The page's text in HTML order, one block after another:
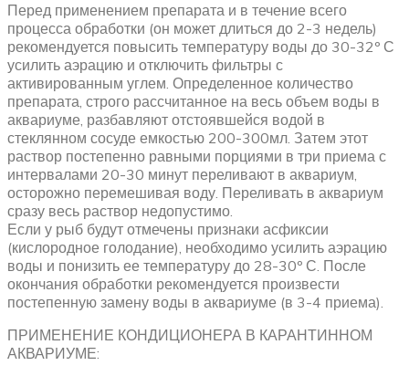
Перед применением препарата и в течение всего
процесса обработки (он может длиться до 2-3 недель)
рекомендуется повысить температуру воды до 30-32º С
усилить аэрацию и отключить фильтры с
активированным углем. Определенное количество
препарата, строго рассчитанное на весь объем воды в
аквариуме, разбавляют отстоявшейся водой в
стеклянном сосуде емкостью 200-300мл. Затем этот
раствор постепенно равными порциями в три приема с
интервалами 20-30 минут переливают в аквариум,
осторожно перемешивая воду. Переливать в аквариум
сразу весь раствор недопустимо.
Если у рыб будут отмечены признаки асфиксии
(кислородное голодание), необходимо усилить аэрацию
воды и понизить ее температуру до 28-30º С. После
окончания обработки рекомендуется произвести
постепенную замену воды в аквариуме (в 3-4 приема).
ПРИМЕНЕНИЕ КОНДИЦИОНЕРА В КАРАНТИННОМ
АКВАРИУМЕ: